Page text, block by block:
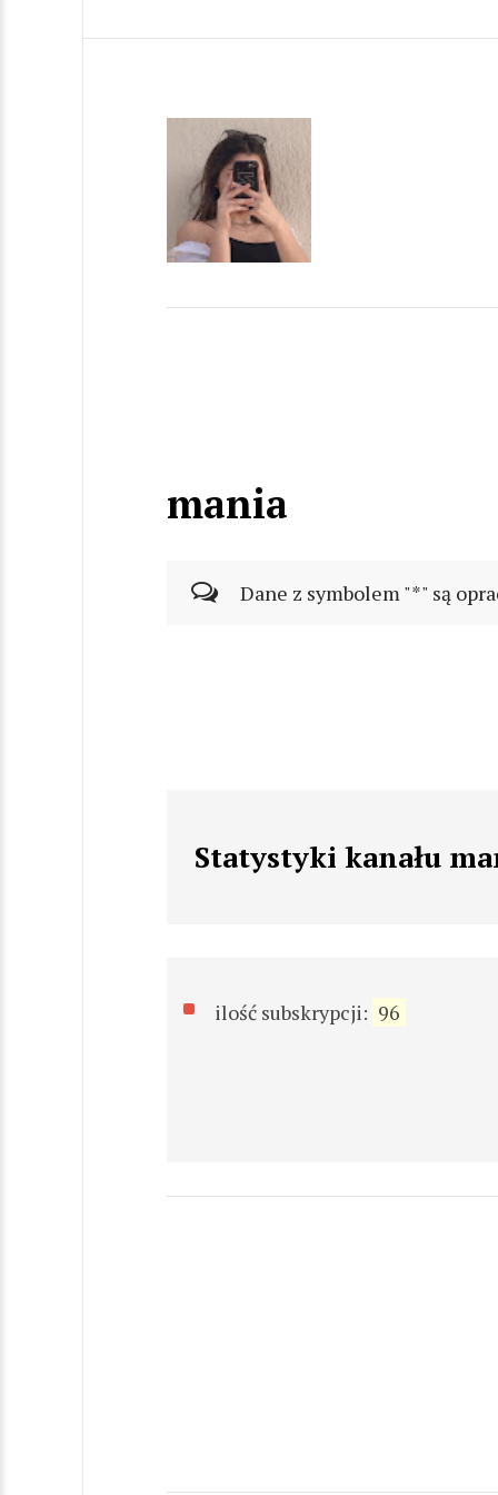
mania
Dane z symbolem "*" są
Statystyki kanału
ilość subskrypcji: 96